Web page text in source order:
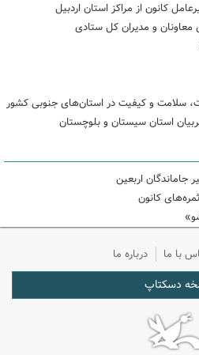
کانون از مراکز استان اردبیل
و مدیران کل ستادی
سلامت و کیفیت در استان‌های جنوبی کشور
استان سیستان و بلوچستان
جاماندگان اربعین
کانون
با ما درباره ما
دسکتاپ